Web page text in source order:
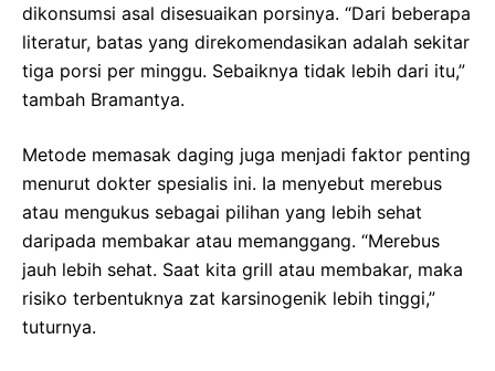
dikonsumsi asal disesuaikan porsinya. “Dari beberapa
literatur, batas yang direkomendasikan adalah sekitar
tiga porsi per minggu. Sebaiknya tidak lebih dari itu,”
tambah Bramantya.
Metode memasak daging juga menjadi faktor penting
menurut dokter spesialis ini. Ia menyebut merebus
atau mengukus sebagai pilihan yang lebih sehat
daripada membakar atau memanggang. “Merebus
jauh lebih sehat. Saat kita grill atau membakar, maka
risiko terbentuknya zat karsinogenik lebih tinggi,”
tuturnya.